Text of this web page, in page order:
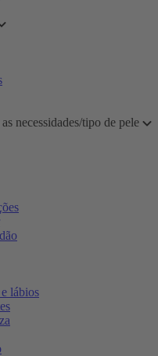
necessidades/tipo de pele
lábios